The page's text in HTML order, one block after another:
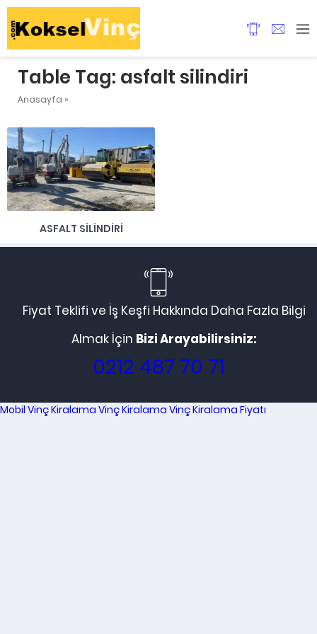
Table Tag: asfalt silindiri
Anasayfa »
ASFALT SILINDIRI
Fiyat Teklifi ve İş Keşfi Hakkında Daha Fazla Bilgi
Almak İçin Bizi Arayabilirsiniz:
0212 487 70 71
Mobil Vinç Kiralama Vinç Kiralama Vinç Kiralama Fiyatı